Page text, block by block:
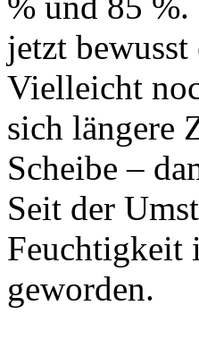
jetzt
Vielleicht
sich längere
Scheibe –
Seit der
Feuchtigkeit
geworden.